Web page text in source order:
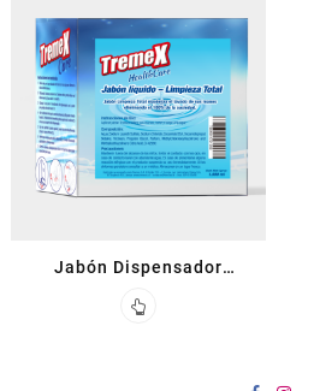
Jabón Dispensador
Triclosán